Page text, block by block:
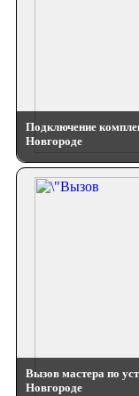
Подключение
Новгороде
Вызов мастера по
Новгороде